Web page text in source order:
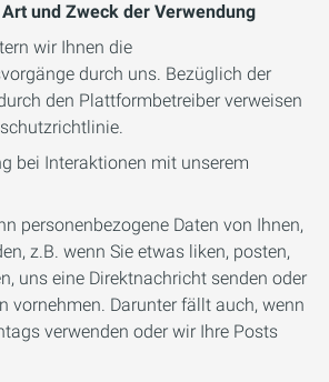
und Zweck der Verwendung
wir Ihnen die
durch uns. Bezüglich der
den Plattformbetreiber verweisen
bei Interaktionen mit unserem
personenbezogene Daten von Ihnen,
z.B. wenn Sie etwas liken, posten,
uns eine Direktnachricht senden oder
vornehmen. Darunter fällt auch, wenn
verwenden oder wir Ihre Posts